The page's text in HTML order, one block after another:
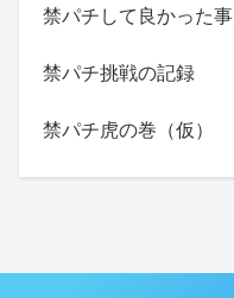
禁パチして良かった事
禁パチ挑戦の記録
禁パチ虎の巻（仮）